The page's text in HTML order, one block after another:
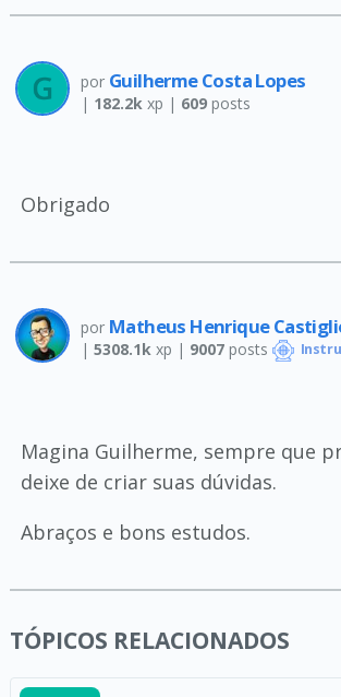
por Guilherme Costa Lopes
| 182.2kxp | 609posts
Obrigado
por Matheus Henrique
| 5308.1k xp | 9007posts
Magina Guilherme, sempre que
deixe de criar suas dúvidas.
Abraços e bons estudos.
TÓPICOS RELACIONADOS